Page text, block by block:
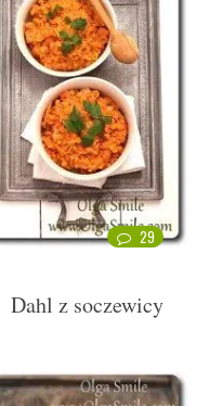
29
Dahl z soczewicy